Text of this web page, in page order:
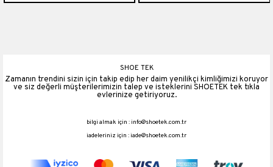
SHOE TEK
Zamanın trendini sizin için takip edip her daim yenilikçi kimliğimizi koruyor
ve siz değerli müşterilerimizin talep ve isteklerini SHOETEK tek tıkla
evlerinize getiriyoruz.
bilgi almak için :info@shoetek.com.tr
iadeleriniz için :iade@shoetek.com.tr